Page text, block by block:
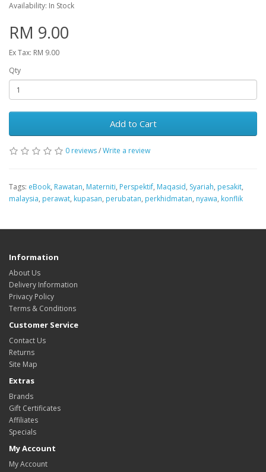
Availability: In Stock
RM 9.00
Ex Tax: RM 9.00
Qty
Add to Cart
0 reviews/Write a review
Tags: eBook, Rawatan, Materniti, Perspektif, Maqasid, Syariah, pesakit,
malaysia, perawat, kupasan, perubatan, perkhidmatan, nyawa, konflik
Information
About Us
Delivery Information
Privacy Policy
Terms & Conditions
Customer Service
Contact Us
Returns
Site Map
Extras
Brands
Gift Certificates
Affiliates
Specials
My Account
My Account